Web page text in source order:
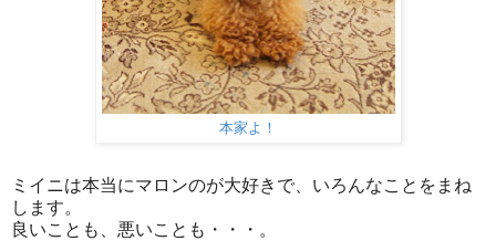
本家よ！
ミイニは本当にマロンのが大好きで、いろんなことをまね
します。
良いことも、悪いことも・・・。